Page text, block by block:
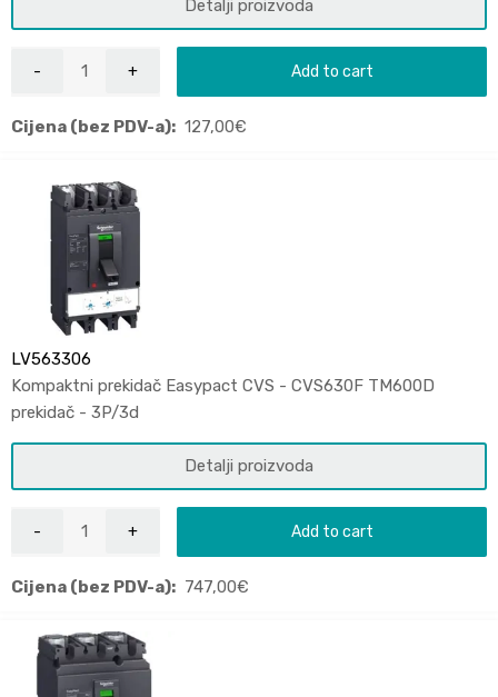
Detalji proizvoda
Add to cart
Cijena (bez PDV-a): 127,00€
LV563306
Kompaktni prekidač Easypact CVS - CVS630F TM600D
prekidač - 3P/3d
Detalji proizvoda
Add to cart
Cijena (bez PDV-a): 747,00€